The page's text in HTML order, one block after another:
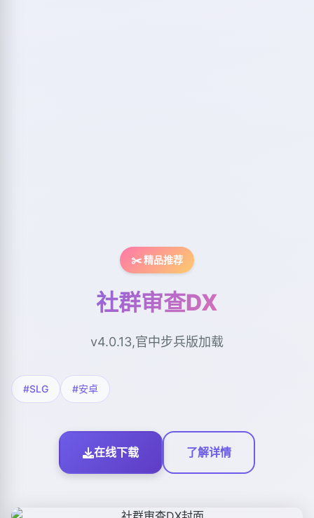
✂️ 精品推荐
社群审查DX
v4.0.13,官中步兵版加载
#SLG #安卓
在线下载 了解详情